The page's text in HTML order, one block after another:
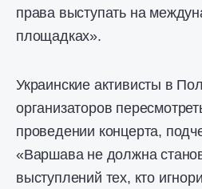
права выступать на
площадках».
Украинские активисты в
организаторов
проведении концерта,
«Варшава не должна
выступлений тех, кто